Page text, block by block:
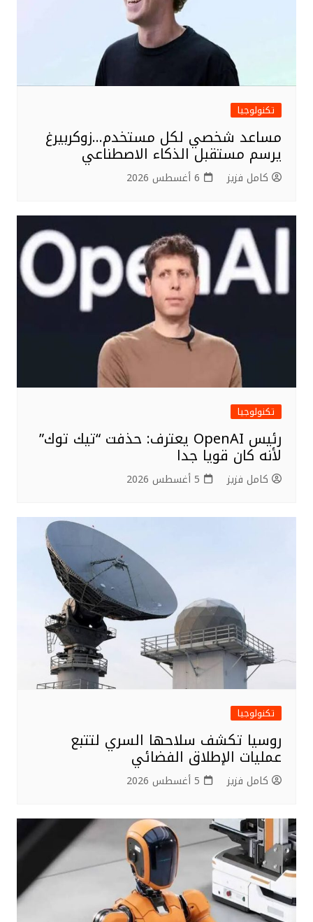
تكنولوجيا
مساعد شخصي لكل مستخدم…زوكربيرغ
يرسم مستقبل الذكاء الاصطناعي
كامل فزيز 6 أغسطس 2026
تكنولوجيا
رئيس OpenAI يعترف: حذفت “تيك توك”
لأنه كان قويا جدا
كامل فزيز 5 أغسطس 2026
تكنولوجيا
روسيا تكشف سلاحها السري لتتبع
عمليات الإطلاق الفضائي
كامل فزيز 5 أغسطس 2026